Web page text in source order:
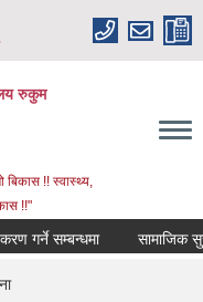
रुकुम
बिकास !! स्वास्थ्य,
!!"
गर्ने सम्बन्धमा